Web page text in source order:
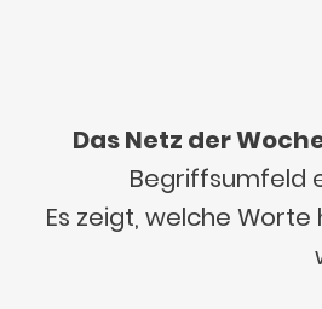
Das Netz der
Begriffsumfeld
Es zeigt, welche